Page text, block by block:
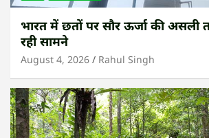
भारत में छतों पर सौर ऊर्जा की
रही सामने
August 4, 2026 Rahul Singh